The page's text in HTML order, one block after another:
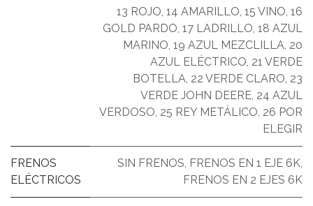
13 ROJO, 14 AMARILLO, 15 VINO, 16
GOLD PARDO, 17 LADRILLO, 18 AZUL
MARINO, 19 AZUL MEZCLILLA, 20
AZUL ELÉCTRICO, 21 VERDE
BOTELLA, 22 VERDE CLARO, 23
VERDE JOHN DEERE, 24 AZUL
VERDOSO, 25 REY METÁLICO, 26 POR
ELEGIR
FRENOS
ELÉCTRICOS
SIN FRENOS, FRENOS EN 1 EJE 6K,
FRENOS EN 2 EJES 6K